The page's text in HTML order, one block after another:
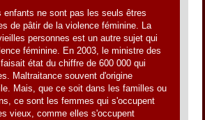
enfants ne sont pas les seuls êtres
de pâtir de la violence féminine. La
personnes est un autre sujet qui
féminine. En 2003, le ministre des
état du chiffre de 600 000 qui
Maltraitance souvent d'origine
Mais, que ce soit dans les familles ou
ce sont les femmes qui s'occupent
vieux, comme elles s'occupent